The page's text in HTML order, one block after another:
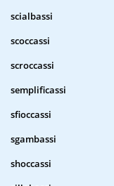
scialbassi
scoccassi
scroccassi
semplificassi
sfioccassi
sgambassi
shoccassi